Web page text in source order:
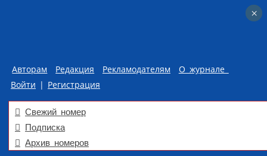
Авторам Редакция Рекламодателям
О журнале
Войти | Регистрация
Свежий номер
Подписка
Архив номеров
×
×